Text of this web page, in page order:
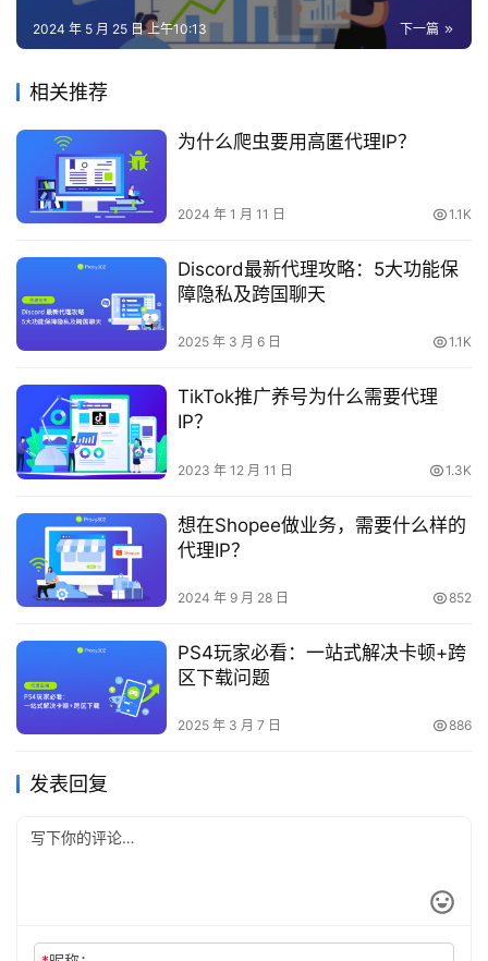
下一篇
2024 年 5 月 25 日 上午10:13
相关推荐
为什么爬虫要用高匿代理IP？
2024 年 1 月 11 日 1.1K
Discord最新代理攻略：5大功能保
障隐私及跨国聊天
2025 年 3 月 6 日 1.1K
TikTok推广养号为什么需要代理
IP？
2023 年 12 月 11 日 1.3K
想在Shopee做业务，需要什么样的
代理IP？
2024 年 9 月 28 日 852
PS4玩家必看：一站式解决卡顿+跨
区下载问题
2025 年 3 月 7 日 886
发表回复